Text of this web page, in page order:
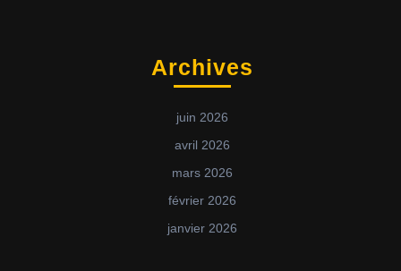
Archives
juin 2026
avril 2026
mars 2026
février 2026
janvier 2026